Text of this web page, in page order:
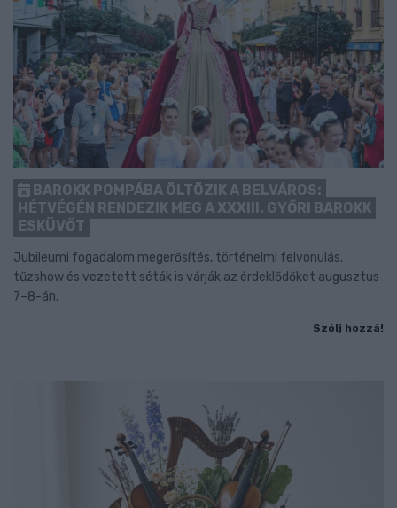
BAROKK POMPÁBA ÖLTÖZIK A BELVÁROS:
HÉTVÉGÉN RENDEZIK MEG A XXXIII. GYŐRI BAROKK
ESKÜVŐT
Jubileumi fogadalom megerősítés, történelmi felvonulás,
tűzshow és vezetett séták is várják az érdeklődőket augusztus
7–8-án.
Szólj hozzá!